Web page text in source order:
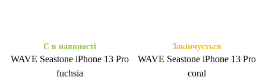
Є в наявності
WAVE Seastone iPhone 13 Pro
fuchsia
Закінчується
WAVE Seastone iPhone 13 Pro
coral